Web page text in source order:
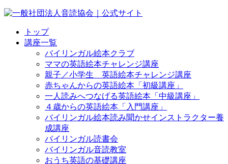
トップ
講座一覧
バイリンガル絵本クラブ
ママの英語絵本チャレンジ講座
親子／小学生 英語絵本チャレンジ講座
赤ちゃんからの英語絵本「初級講座」
一人読みへつなげる英語絵本「中級講座」
４歳からの英語絵本「入門講座」
バイリンガル絵本読み聞かせインストラクター養
成講座
バイリンガル読書会
バイリンガル音読教室
おうち英語の基礎講座